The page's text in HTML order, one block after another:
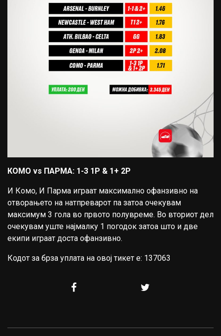
КОМО vs ПАРМА: 1-3 1P & 1+ 2P
И Комо, И Парма играат максимално офанзивно на
отворањето на натпреварот па затоа очекувам
максимум 3 гола во првото полувреме. Во вториот дел
очекувам уште најмалку 1 погодок затоа што и две
екипи играат доста офанзивно.
Кодот за брза уплата на овој тикет е: 137063